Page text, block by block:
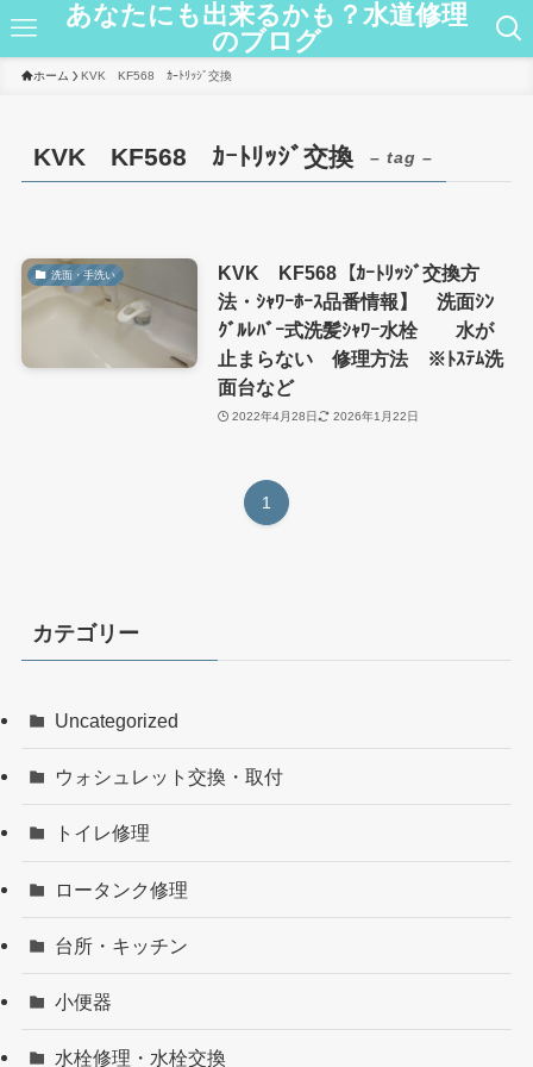
あなたにも出来るかも？水道修理
のブログ
ホーム KVK KF568 ｶｰﾄﾘｯｼﾞ交換
KVK KF568 ｶｰﾄﾘｯｼﾞ交換 – tag –
洗面・手洗い
KVK KF568【ｶｰﾄﾘｯｼﾞ交換方
法・ｼｬﾜｰﾎｰｽ品番情報】 洗面ｼﾝ
ｸﾞﾙﾚﾊﾞｰ式洗髪ｼｬﾜｰ水栓 水が
止まらない 修理方法 ※ﾄｽﾃﾑ洗
面台など
2022年4月28日 2026年1月22日
1
カテゴリー
Uncategorized
ウォシュレット交換・取付
トイレ修理
ロータンク修理
台所・キッチン
小便器
水栓修理・水栓交換